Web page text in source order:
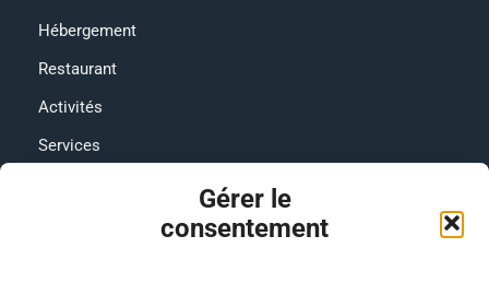
Gérer le
consentement
Hébergement
Restaurant
Activités
Services
RÉSEAUX SOCIAUX